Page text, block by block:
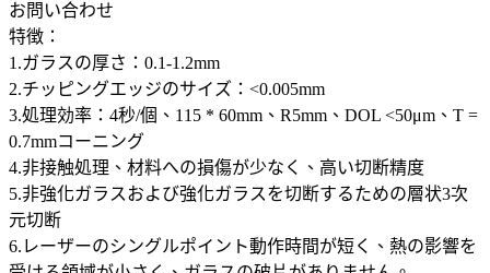
お問い合わせ
特徴：
1.ガラスの厚さ：0.1-1.2mm
2.チッピングエッジのサイズ：<0.005mm
3.処理効率：4秒/個、115 * 60mm、R5mm、DOL <50μm、T =
0.7mmコーニング
4.非接触処理、材料への損傷が少なく、高い切断精度
5.非強化ガラスおよび強化ガラスを切断するための層状3次
元切断
6.レーザーのシングルポイント動作時間が短く、熱の影響を